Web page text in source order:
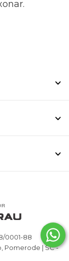
0001-88
Pomerode | SC -